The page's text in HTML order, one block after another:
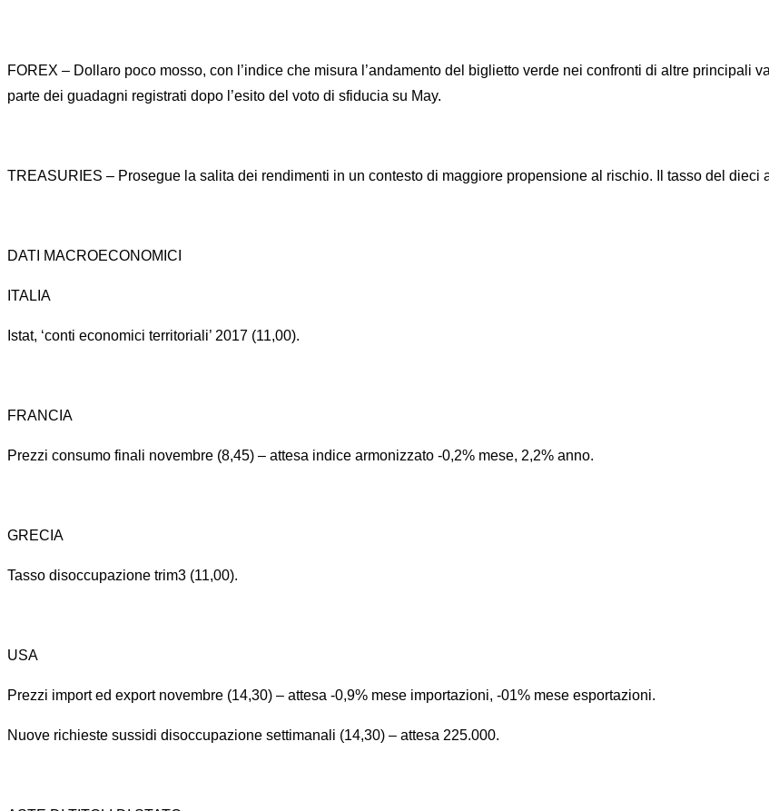
FOREX – Dollaro poco mosso, con l’indice che misura l’andamento del biglietto verde nei confronti di altre principali
parte dei guadagni registrati dopo l’esito del voto di sfiducia su May.
TREASURIES – Prosegue la salita dei rendimenti in un contesto di maggiore propensione al rischio. Il tasso del
DATI MACROECONOMICI
ITALIA
Istat, ‘conti economici territoriali’ 2017 (11,00).
FRANCIA
Prezzi consumo finali novembre (8,45) – attesa indice armonizzato -0,2% mese, 2,2% anno.
GRECIA
Tasso disoccupazione trim3 (11,00).
USA
Prezzi import ed export novembre (14,30) – attesa -0,9% mese importazioni, -01% mese esportazioni.
Nuove richieste sussidi disoccupazione settimanali (14,30) – attesa 225.000.